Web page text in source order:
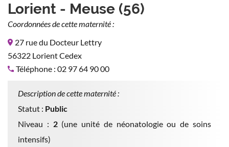
Lorient - Meuse (56)
Coordonnées de cette maternité :
27 rue du Docteur Lettry
56322 Lorient Cedex
Téléphone : 02 97 64 90 00
Description de cette maternité :
Statut : Public
Niveau : 2(une unité de néonatologie ou de soins
intensifs)